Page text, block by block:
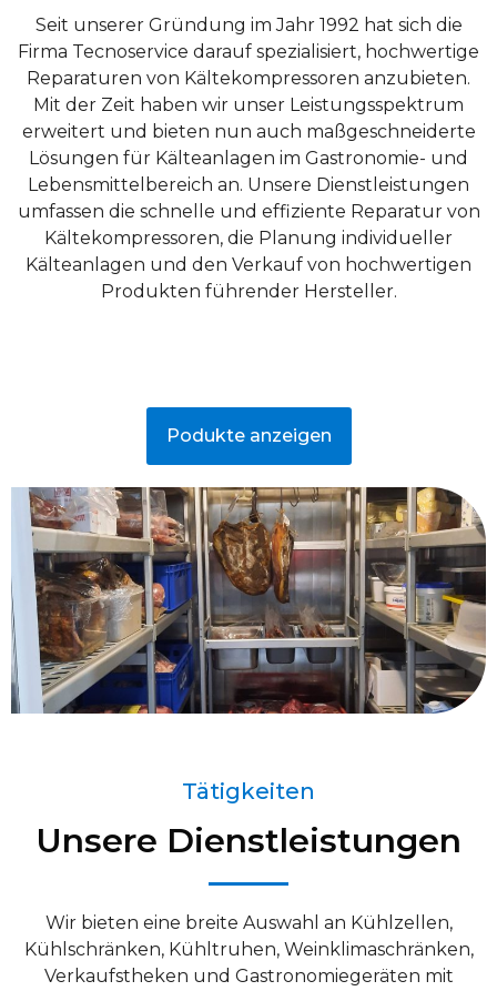
Mehr erfahren
Seit unserer Gründung im Jahr 1992 hat sich die
Firma Tecnoservice darauf spezialisiert, hochwertige
Reparaturen von Kältekompressoren anzubieten.
Mit der Zeit haben wir unser Leistungsspektrum
erweitert und bieten nun auch maßgeschneiderte
Lösungen für Kälteanlagen im Gastronomie- und
Lebensmittelbereich an. Unsere Dienstleistungen
umfassen die schnelle und effiziente Reparatur von
Kältekompressoren, die Planung individueller
Kälteanlagen und den Verkauf von hochwertigen
Produkten führender Hersteller.
Podukte anzeigen
Tätigkeiten
Unsere Dienstleistungen
Wir bieten eine breite Auswahl an Kühlzellen,
Kühlschränken, Kühltruhen, Weinklimaschränken,
Verkaufstheken und Gastronomiegeräten mit